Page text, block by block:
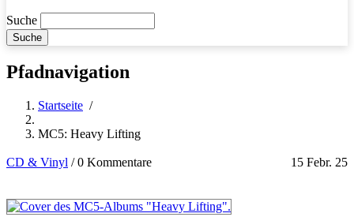
Suche
Pfadnavigation
Startseite /
MC5: Heavy Lifting
CD & Vinyl 15 Febr. 25
/0 Kommentare